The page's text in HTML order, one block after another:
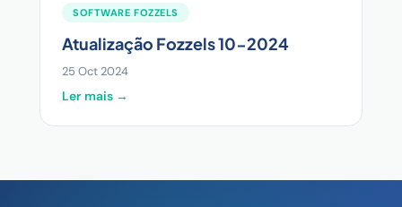
SOFTWARE FOZZELS
Atualização Fozzels 10-2024
25 Oct 2024
Ler mais →